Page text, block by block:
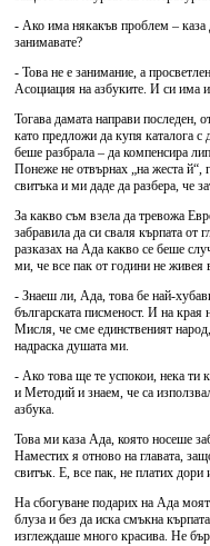
- Ако има някакъв проблем –
занимавате?
- Това не е занимание, а
Асоциация на азбуките. И си
Тогава дамата направи последен,
като предложи да купя каталога
беше разбрала – да компенсира
Понеже не отвърнах „на жеста й“,
свитъка и ми даде да разбера, че
За какво съм взела да тревожа
забравила да си сваля кърпата от
разказах на Ада какво се беше
ми, че все пак от години не живея
- Знаеш ли, Ада, това бе най-
българската писменост. И на края
Мисля, че сме единственият
надраска душата ми.
- Ако това ще те успокои, нека ти
и Методий и знаем, че са
азбука.
Това ми каза Ада, която носеше
Наместих я отново на главата,
свитък. Е, все пак, не платих дори
На сбогуване подарих на Ада
блуза и без да иска смъкна
изглеждаше много красива. Не